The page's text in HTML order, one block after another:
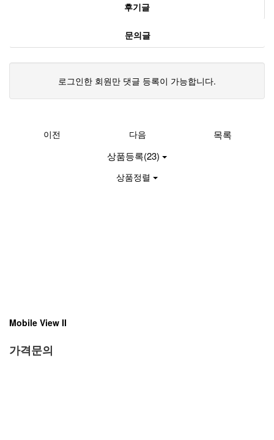
후기글
문의글
로그인한 회원만 댓글 등록이 가능합니다.
이전 다음
목록
상품등록(23)
상품정렬
Mobile View II
가격문의